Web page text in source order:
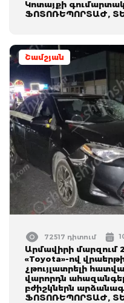
Կոտայքի
ՖՈՏՈՌԵՊՈՐՏԱԺ,
Շամշյան
72517 դիտում
Արմավիրի մարզում
«Toyota»-ով
չթույլատրելի
վարորդն
բժիշկներն
ՖՈՏՈՌԵՊՈՐՏԱԺ,